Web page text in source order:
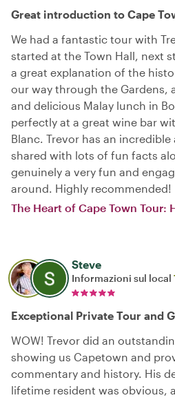
Great introduction to Cape
We had a fantastic tour with
started at the Town Hall, next
a great explanation of the
our way through the Gardens,
and delicious Malay lunch in
perfectly at a great wine bar
Blanc. Trevor has an
shared with lots of fun facts
genuinely a very fun and
around. Highly recommended!
The Heart of Cape Town Tour:
Steve
Informazioni sul local
Exceptional Private Tour and
WOW! Trevor did an
showing us Capetown and
commentary and history. His
lifetime resident was obvious,